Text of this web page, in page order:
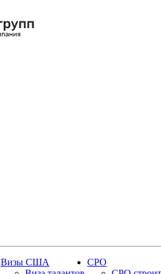
Визы США
СРО